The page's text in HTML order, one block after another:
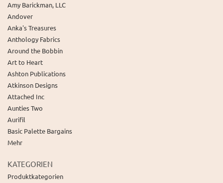
Amy Barickman, LLC
Andover
Anka's Treasures
Anthology Fabrics
Around the Bobbin
Art to Heart
Ashton Publications
Atkinson Designs
Attached Inc
Aunties Two
Aurifil
Basic Palette Bargains
Mehr
KATEGORIEN
Produktkategorien